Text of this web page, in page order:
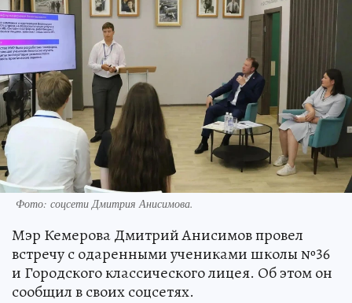
Фото: соцсети Дмитрия Анисимова.
Мэр Кемерова Дмитрий Анисимов провел
встречу с одаренными учениками школы №36
и Городского классического лицея. Об этом он
сообщил в своих соцсетях.